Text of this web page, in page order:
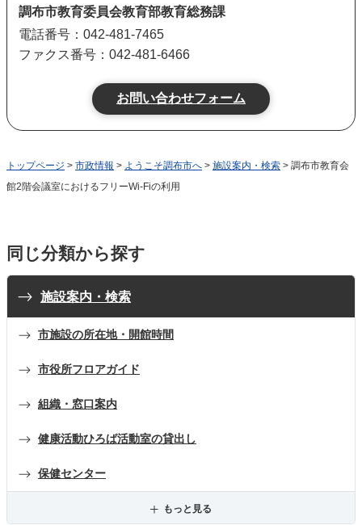
調布市教育委員会教育部教育総務課
電話番号：042-481-7465
ファクス番号：042-481-6466
トップページ > 市政情報 > ようこそ調布市へ > 施設案内・検索 > 調布市教育会
館2階会議室におけるフリーWi-Fiの利用
同じ分類から探す
施設案内・検索
市施設の所在地・開館時間
市役所フロアガイド
組織・窓口案内
健康活動ひろば活動室の貸出し
保健センター
もっと見る